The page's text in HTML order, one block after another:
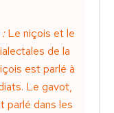
Le niçois et le
de la
est parlé à
Le gavot,
parlé dans les